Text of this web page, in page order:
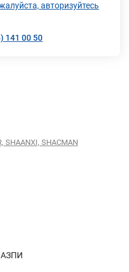
авторизуйтесь
141 00 50
SHAANXI, SHACMAN
АЗПИ